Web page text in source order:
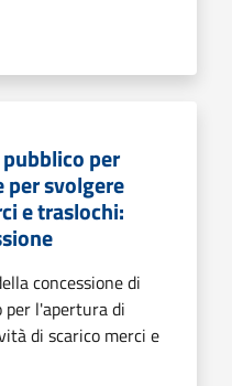
per
svolgere
e traslochi:
concessione di
per l'apertura di
di scarico merci e